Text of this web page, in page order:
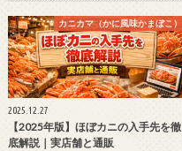
カニカマ（かに風味かまぼこ）
2025.12.27
【2025年版】ほぼカニの入手先を徹
底解説｜実店舗と通販